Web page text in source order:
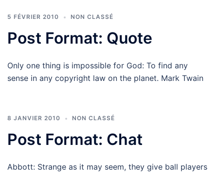
5 FÉVRIER 2010 NON CLASSÉ
Post Format: Quote
Only one thing is impossible for God: To find any
sense in any copyright law on the planet. Mark Twain
8 JANVIER 2010 NON CLASSÉ
Post Format: Chat
Abbott: Strange as it may seem, they give ball players